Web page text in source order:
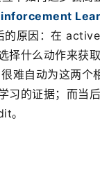
的原因：在
择什么动作来获
难自动为这两个
习的证据；而当
。